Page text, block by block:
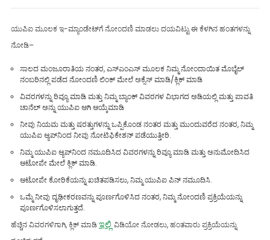
ಯುಪಿಐ ಮೂಲಕ ಇ-ಮ್ಯಾಂಡೇಟ್‌ಗೆ ನೋಂದಣಿ ಮಾಡಲು ದಯವಿಟ್ಟು ಈ ಕೆಳಗಿನ ಹಂತಗಳನ್ನು
ನೋಡಿ–
ಸಾಲದ ಮಂಜೂರಾತಿಯ ನಂತರ, ಎಸ್ಎಂಎಸ್ ಮೂಲಕ ನಿಮ್ಮ ನೋಂದಾಯಿತ ಮೊಬೈಲ್
ನಂಬರಿನಲ್ಲಿ ಪಡೆದ ನೋಂದಣಿ ಲಿಂಕ್ ಮೇಲೆ ಅಕ್ಸೆಸ್ ಮಾಡಿ/ಕ್ಲಿಕ್ ಮಾಡಿ
ವಿವರಗಳನ್ನು ರಿವ್ಯೂ ಮಾಡಿ ಮತ್ತು ನಿಮ್ಮ ಬ್ಯಾಂಕ್ ವಿವರಗಳ ವಿಭಾಗದ ಅಡಿಯಲ್ಲಿ ಮತ್ತು ಪಾವತಿ
ಚಾನೆಲ್ ಅನ್ನು ಯುಪಿಐ ಆಗಿ ಆಯ್ಕೆಮಾಡಿ
ನೀವು ನಿಯಮ ಮತ್ತು ಷರತ್ತುಗಳನ್ನು ಒಪ್ಪಿಕೊಂಡ ನಂತರ ಮತ್ತು ಮುಂದುವರೆದ ನಂತರ, ನಿಮ್ಮ
ಯುಪಿಐ ಆ್ಯಪ್‌ನಿಂದ ನೀವು ನೋಟಿಫಿಕೇಶನ್ ಪಡೆಯುತ್ತೀರಿ.
ನಿಮ್ಮ ಯುಪಿಐ ಆ್ಯಪ್‌ನಿಂದ ನಮೂದಿಸಿದ ವಿವರಗಳನ್ನು ರಿವ್ಯೂ ಮಾಡಿ ಮತ್ತು ಅನುಮೋದಿಸಿದ
ಆಟೋಪೇ ಮೇಲೆ ಕ್ಲಿಕ್ ಮಾಡಿ.
ಆಟೋಪೇ ಕೋರಿಕೆಯನ್ನು ಖಚಿತಪಡಿಸಲು, ನಿಮ್ಮ ಯುಪಿಐ ಪಿನ್ ನಮೂದಿಸಿ.
ಒಮ್ಮೆ ನೀವು ದೃಢೀಕರಣವನ್ನು ಪೂರ್ಣಗೊಳಿಸಿದ ನಂತರ, ನಿಮ್ಮ ನೋಂದಣಿ ಪ್ರಕ್ರಿಯೆಯನ್ನು
ಪೂರ್ಣಗೊಳಿಸಲಾಗುತ್ತದೆ.
ಹೆಚ್ಚಿನ ವಿವರಗಳಿಗಾಗಿ, ಕ್ಲಿಕ್ ಮಾಡಿಇಲ್ಲಿ ವಿಡಿಯೋ ನೋಡಲು, ಹಂತವಾರು ಪ್ರಕ್ರಿಯೆಯನ್ನು